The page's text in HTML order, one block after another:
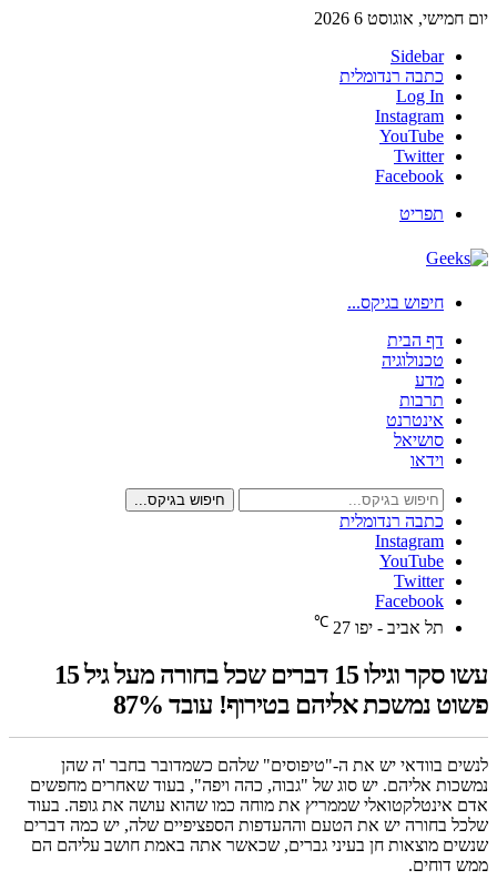
יום חמישי, אוגוסט 6 2026
Sidebar
כתבה רנדומלית
Log In
Instagram
YouTube
Twitter
Facebook
תפריט
חיפוש בגיקס...
דף הבית
טכנולוגיה
מדע
תרבות
אינטרנט
סושיאל
וידאו
חיפוש בגיקס...
כתבה רנדומלית
Instagram
YouTube
Twitter
Facebook
תל אביב - יפו 27
℃
עשו סקר וגילו 15 דברים שכל בחורה מעל גיל 15
פשוט נמשכת אליהם בטירוף! עובד 87%
לנשים בוודאי יש את ה-"טיפוסים" שלהם כשמדובר בחבר 'ה שהן
נמשכות אליהם. יש סוג של "גבוה, כהה ויפה", בעוד שאחרים מחפשים
אדם אינטלקטואלי שממריץ את מוחה כמו שהוא עושה את גופה. בעוד
שלכל בחורה יש את הטעם וההעדפות הספציפיים שלה, יש כמה דברים
שנשים מוצאות חן בעיני גברים, שכאשר אתה באמת חושב עליהם הם
ממש דוחים.